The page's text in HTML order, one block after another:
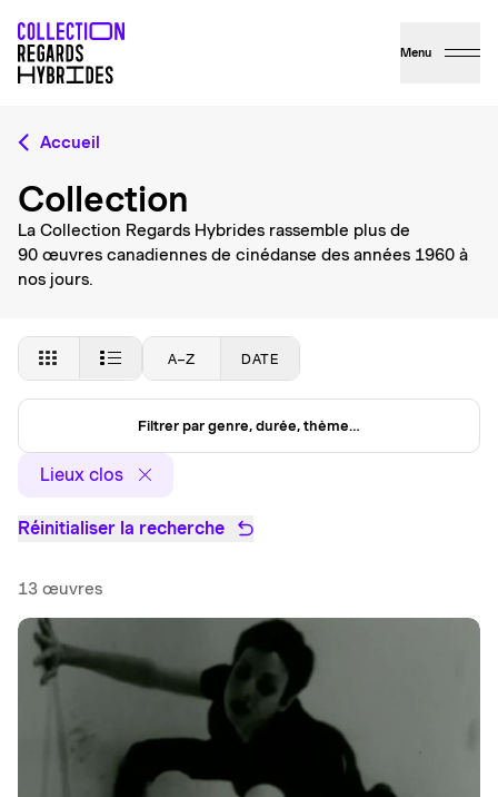
Menu
Accueil
Collection
La Collection Regards Hybrides rassemble plus de
90 œuvres canadiennes de cinédanse des années 1960 à
nos jours.
A–Z DATE
Filtrer par genre, durée, thème…
Lieux clos
Réinitialiser la recherche
13 œuvres